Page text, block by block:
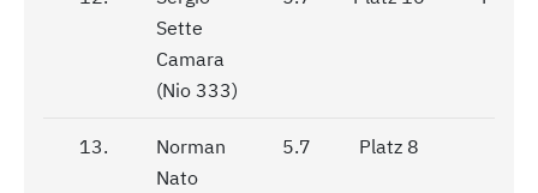
Sette
Camara
(Nio 333)
13.
Norman
Nato
5.7 Platz 8
13.